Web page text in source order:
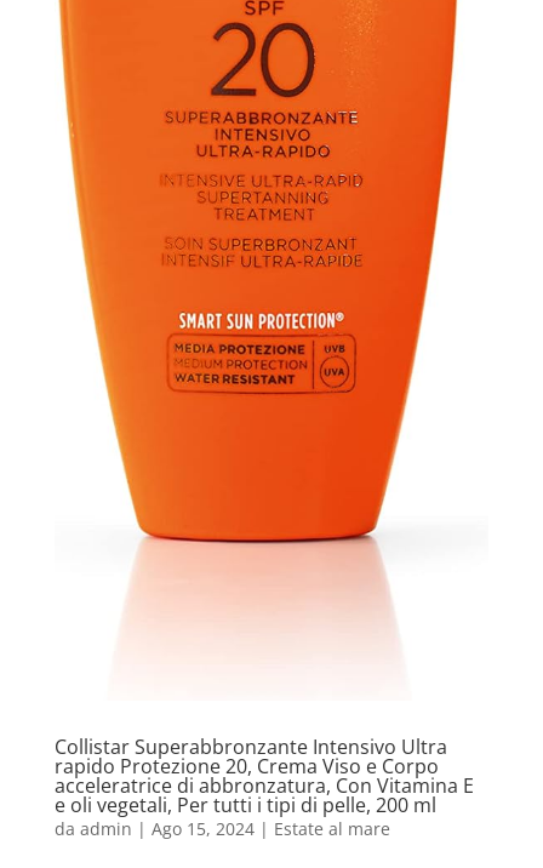
Collistar Superabbronzante Intensivo Ultra
rapido Protezione 20, Crema Viso e Corpo
acceleratrice di abbronzatura, Con Vitamina E
e oli vegetali, Per tutti i tipi di pelle, 200 ml
da admin | Ago 15, 2024| Estate al mare